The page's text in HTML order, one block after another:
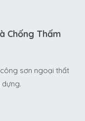
Chống Thấm
sơn ngoại thất